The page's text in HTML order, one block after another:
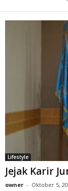
Lifestyle
Jejak Karir
owner - Oktober 5,